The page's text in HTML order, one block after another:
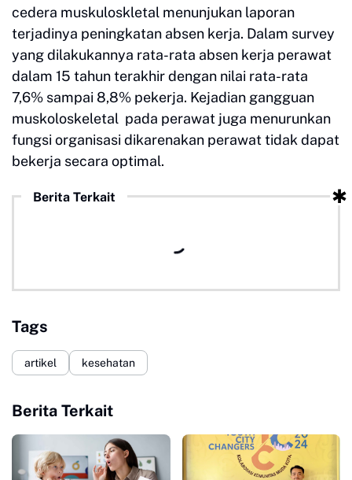
cedera muskuloskletal menunjukan laporan
terjadinya peningkatan absen kerja. Dalam survey
yang dilakukannya rata-rata absen kerja perawat
dalam 15 tahun terakhir dengan nilai rata-rata
7,6% sampai 8,8% pekerja. Kejadian gangguan
muskoloskeletal pada perawat juga menurunkan
fungsi organisasi dikarenakan perawat tidak dapat
bekerja secara optimal.
Berita Terkait
Tags
artikel kesehatan
Berita Terkait